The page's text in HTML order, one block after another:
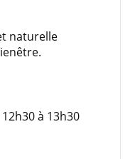
naturelle
à 13h30